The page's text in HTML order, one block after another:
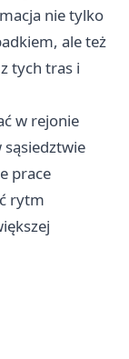
nie tylko
ale też
tych tras i
w rejonie
sąsiedztwie
prace
rytm